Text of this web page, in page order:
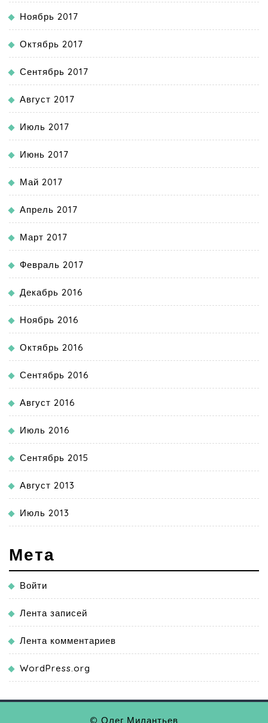
Ноябрь 2017
Октябрь 2017
Сентябрь 2017
Август 2017
Июль 2017
Июнь 2017
Май 2017
Апрель 2017
Март 2017
Февраль 2017
Декабрь 2016
Ноябрь 2016
Октябрь 2016
Сентябрь 2016
Август 2016
Июль 2016
Сентябрь 2015
Август 2013
Июль 2013
Мета
Войти
Лента записей
Лента комментариев
WordPress.org
© Олег Милантьев